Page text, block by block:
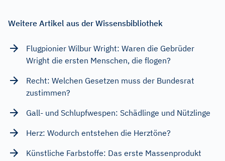
Weitere Artikel aus der Wissensbibliothek
Flugpionier Wilbur Wright: Waren die Gebrüder
Wright die ersten Menschen, die flogen?
Recht: Welchen Gesetzen muss der Bundesrat
zustimmen?
Gall- und Schlupfwespen: Schädlinge und Nützlinge
Herz: Wodurch entstehen die Herztöne?
Künstliche Farbstoffe: Das erste Massenprodukt